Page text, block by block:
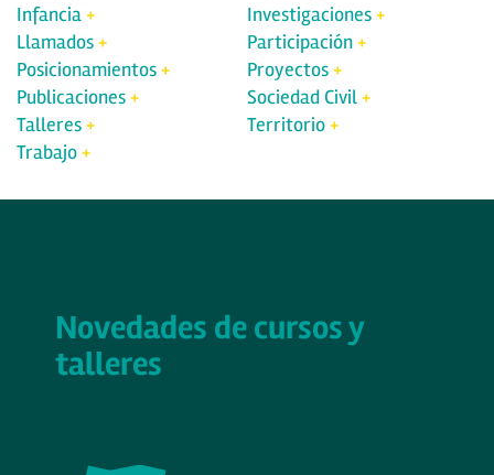
Infancia
Investigaciones
Llamados
Participación
Posicionamientos
Proyectos
Publicaciones
Sociedad Civil
Talleres
Territorio
Trabajo
Novedades de cursos y
talleres